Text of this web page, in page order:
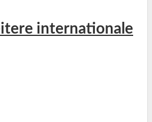
internationale